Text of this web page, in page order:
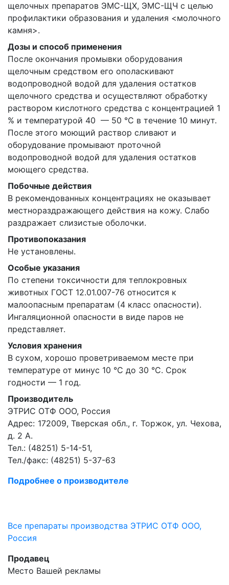
щелочных препаратов ЭМС-ЩХ, ЭМС-ЩЧ с целью
профилактики образования и удаления <молочного
камня>.
Дозы и способ применения
После окончания промывки оборудования
щелочным средством его ополаскивают
водопроводной водой для удаления остатков
щелочного средства и осуществляют обработку
раствором кислотного средства с концентрацией 1
% и температурой 40 — 50 °С в течение 10 минут.
После этого моющий раствор сливают и
оборудование промывают проточной
водопроводной водой для удаления остатков
моющего средства.
Побочные действия
В рекомендованных концентрациях не оказывает
местнораздражающего действия на кожу. Слабо
раздражает слизистые оболочки.
Противопоказания
Не установлены.
Особые указания
По степени токсичности для теплокровных
животных ГОСТ 12.01.007-76 относится к
малоопасным препаратам (4 класс опасности).
Ингаляционной опасности в виде паров не
представляет.
Условия хранения
В сухом, хорошо проветриваемом месте при
температуре от минус 10 °С до 30 °С. Срок
годности — 1 год.
Производитель
ЭТРИС ОТФ ООО, Россия
Адрес: 172009, Тверская обл., г. Торжок, ул. Чехова,
д. 2 А.
Тел.: (48251) 5-14-51,
Тел./факс: (48251) 5-37-63
Подробнее о производителе
Все препараты производства ЭТРИС ОТФ ООО,
Россия
Продавец
Место Вашей рекламы